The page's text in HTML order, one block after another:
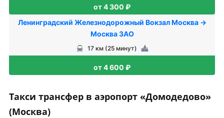
от 4 300 ₽
Ленинградский Железнодорожный Вокзал Москва →
Москва ЗАО
17 км (25 минут)
от 4 600 ₽
Такси трансфер в аэропорт «Домодедово»
(Москва)